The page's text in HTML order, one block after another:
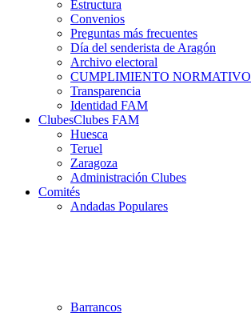
Estructura
Convenios
Preguntas más frecuentes
Día del senderista de Aragón
Archivo electoral
CUMPLIMIENTO NORMATIVO
Transparencia
Identidad FAM
ClubesClubes FAM
Huesca
Teruel
Zaragoza
Administración Clubes
Comités
Andadas Populares
Barrancos